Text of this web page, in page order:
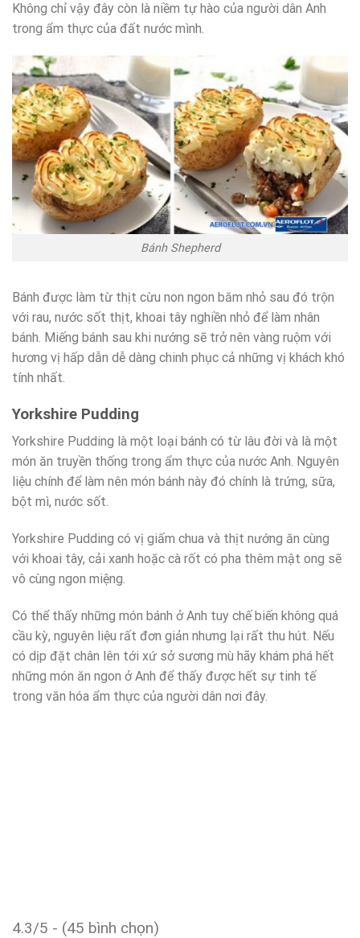
Không chỉ vậy đây còn là niềm tự hào của người dân Anh
trong ẩm thực của đất nước mình.
Bánh Shepherd
Bánh được làm từ thịt cừu non ngon băm nhỏ sau đó trộn
với rau, nước sốt thịt, khoai tây nghiền nhỏ để làm nhân
bánh. Miếng bánh sau khi nướng sẽ trở nên vàng ruộm với
hương vị hấp dẫn dễ dàng chinh phục cả những vị khách khó
tính nhất.
Yorkshire Pudding
Yorkshire Pudding là một loại bánh có từ lâu đời và là một
món ăn truyền thống trong ẩm thực của nước Anh. Nguyên
liệu chính để làm nên món bánh này đó chính là trứng, sữa,
bột mì, nước sốt.
Yorkshire Pudding có vị giấm chua và thịt nướng ăn cùng
với khoai tây, cải xanh hoặc cà rốt có pha thêm mật ong sẽ
vô cùng ngon miệng.
Có thể thấy những món bánh ở Anh tuy chế biến không quá
cầu kỳ, nguyên liệu rất đơn giản nhưng lại rất thu hút. Nếu
có dịp đặt chân lên tới xứ sở sương mù hãy khám phá hết
những món ăn ngon ở Anh để thấy được hết sự tinh tế
trong văn hóa ẩm thực của người dân nơi đây.
4.3/5 - (45 bình chọn)